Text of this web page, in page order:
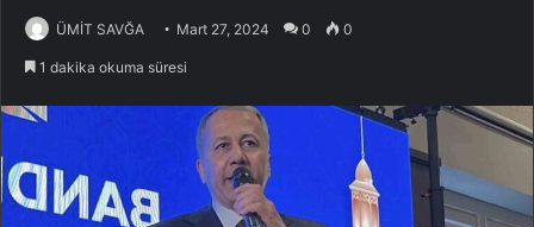
ÜMİT SAVĞA Mart 27, 2024 0 0
1 dakika okuma süresi